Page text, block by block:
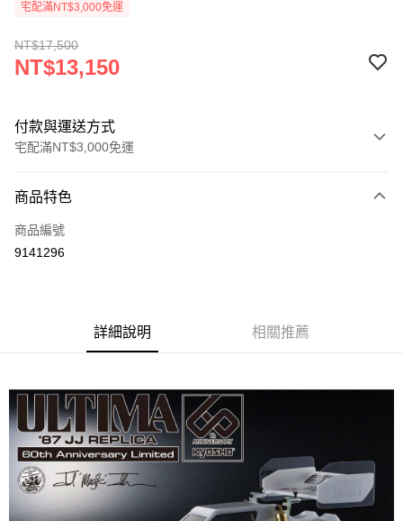
宅配滿NT$3,000免運
NT$17,500
NT$13,150
付款與運送方式
宅配滿NT$3,000免運
信用卡一次付款
信用卡分期付款
上海商業儲蓄銀行
台北富邦商業銀行
國泰世華商業銀行
匯豐（台灣）商業銀行
華泰商業銀行
聯邦商業銀行
遠東國際商業銀行
元大商業銀行
永豐商業銀行
玉山商業銀行
星展（台灣）商業銀行
台新國際商業銀行
中國信託商業銀行
台灣樂天信用卡公司
合作金庫商業銀行
第一商業銀行
臺灣中小企業銀行
台中商業銀行
匯豐（台灣）商業銀行
華泰商業銀行
聯邦商業銀行
遠東國際商業銀行
元大商業銀行
永豐商業銀行
玉山商業銀行
星展（台灣）商業銀行
台新國際商業銀行
中國信託商業銀行
台灣樂天信用卡公司
街口支付
悠遊付
ATM付款
運送方式
商品特色
商品編號
9141296
詳細說明 相關推薦